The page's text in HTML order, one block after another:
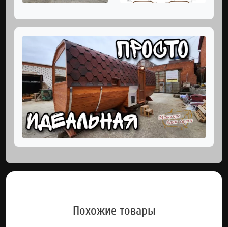
Похожие товары